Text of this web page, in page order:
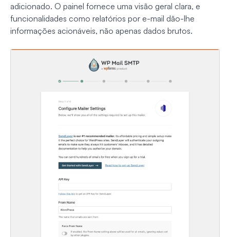
adicionado. O painel fornece uma visão geral clara, e
funcionalidades como relatórios por e-mail dão-lhe
informações acionáveis, não apenas dados brutos.